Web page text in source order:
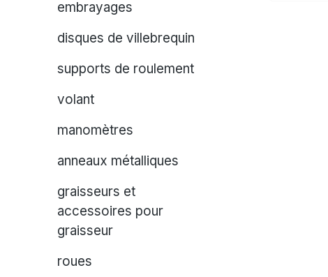
embrayages
disques de villebrequin
supports de roulement
volant
manomètres
anneaux métalliques
graisseurs et
accessoires pour
graisseur
roues